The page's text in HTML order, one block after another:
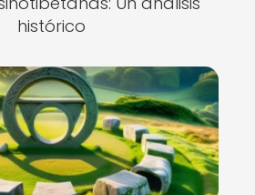
histórico